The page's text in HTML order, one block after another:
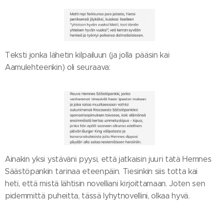
Teksti jonka lähetin kilpailuun (ja jolla pääsin kai
Aamulehteenkin) oli seuraava:
Ainakin yksi ystäväni pyysi, että jatkaisin juuri tätä Hemnes
Säästöpankin tarinaa eteenpäin. Tiesinkin siis totta kai
heti, että mistä lähtisin novelliani kirjoittamaan. Joten sen
pidemmittä puheitta, tässä lyhytnovellini, olkaa hyvä.